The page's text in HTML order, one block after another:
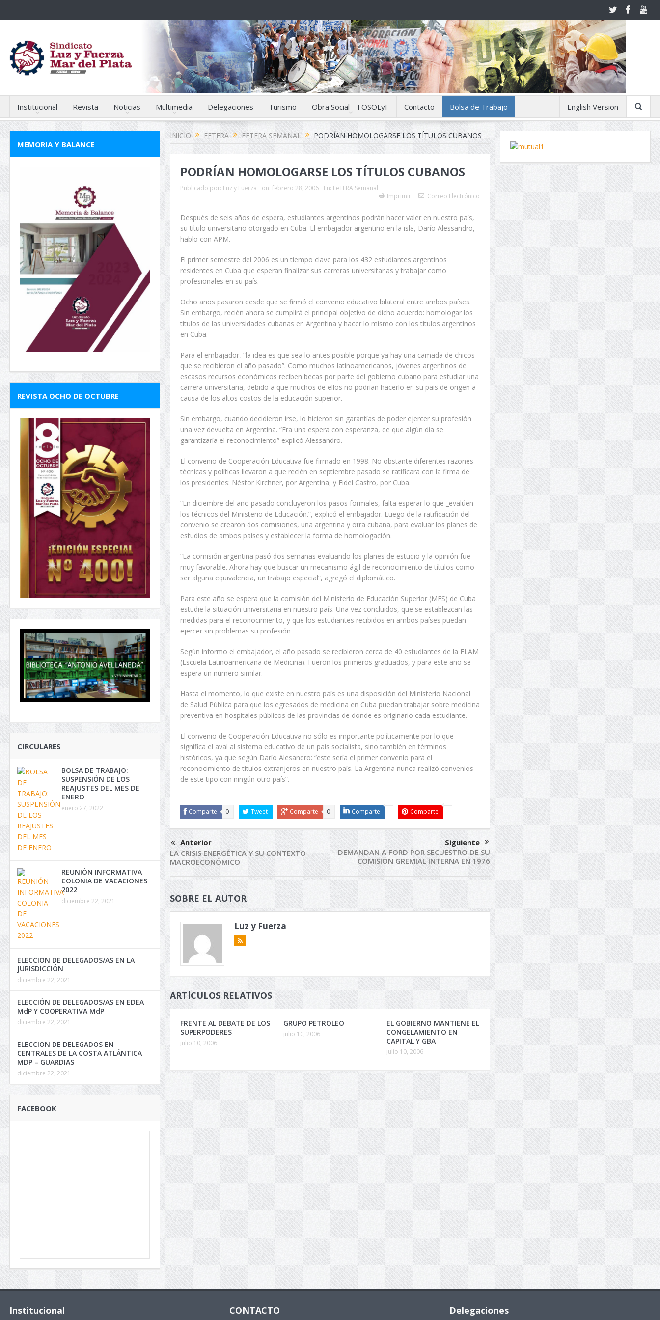
Institucional Revista Noticias Multimedia Delegaciones Turismo Obra Social – FOSOLyF Contacto Bolsa de Trabajo English Version
INICIO FETERA FETERA SEMANAL PODRÍAN HOMOLOGARSE LOS TÍTULOS CUBANOS
PODRÍAN HOMOLOGARSE LOS TÍTULOS CUBANOS
Publicado por: Luz y Fuerza on: febrero 28, 2006 En: FeTERA Semanal
Imprimir
Correo Electrónico
Después de seis años de espera, estudiantes argentinos podrán hacer valer en nuestro país,
su título universitario otorgado en Cuba. El embajador argentino en la isla, Darío Alessandro,
hablo con APM.
El primer semestre del 2006 es un tiempo clave para los 432 estudiantes argentinos
residentes en Cuba que esperan finalizar sus carreras universitarias y trabajar como
profesionales en su país.
Ocho años pasaron desde que se firmó el convenio educativo bilateral entre ambos países.
Sin embargo, recién ahora se cumplirá el principal objetivo de dicho acuerdo: homologar los
títulos de las universidades cubanas en Argentina y hacer lo mismo con los títulos argentinos
en Cuba.
Para el embajador, “la idea es que sea lo antes posible porque ya hay una camada de chicos
que se recibieron el año pasado”. Como muchos latinoamericanos, jóvenes argentinos de
escasos recursos económicos reciben becas por parte del gobierno cubano para estudiar una
carrera universitaria, debido a que muchos de ellos no podrían hacerlo en su país de origen a
causa de los altos costos de la educación superior.
Sin embargo, cuando decidieron irse, lo hicieron sin garantías de poder ejercer su profesión
una vez devuelta en Argentina. “Era una espera con esperanza, de que algún día se
garantizaría el reconocimiento” explicó Alessandro.
El convenio de Cooperación Educativa fue firmado en 1998. No obstante diferentes razones
técnicas y políticas llevaron a que recién en septiembre pasado se ratificara con la firma de
los presidentes: Néstor Kirchner, por Argentina, y Fidel Castro, por Cuba.
“En diciembre del año pasado concluyeron los pasos formales, falta esperar lo que _evalúen
los técnicos del Ministerio de Educación.”, explicó el embajador. Luego de la ratificación del
convenio se crearon dos comisiones, una argentina y otra cubana, para evaluar los planes de
estudios de ambos países y establecer la forma de homologación.
“La comisión argentina pasó dos semanas evaluando los planes de estudio y la opinión fue
muy favorable. Ahora hay que buscar un mecanismo ágil de reconocimiento de títulos como
ser alguna equivalencia, un trabajo especial”, agregó el diplomático.
Para este año se espera que la comisión del Ministerio de Educación Superior (MES) de Cuba
estudie la situación universitaria en nuestro país. Una vez concluidos, que se establezcan las
medidas para el reconocimiento, y que los estudiantes recibidos en ambos países puedan
ejercer sin problemas su profesión.
Según informo el embajador, el año pasado se recibieron cerca de 40 estudiantes de la ELAM
(Escuela Latinoamericana de Medicina). Fueron los primeros graduados, y para este año se
espera un número similar.
Hasta el momento, lo que existe en nuestro país es una disposición del Ministerio Nacional
de Salud Pública para que los egresados de medicina en Cuba puedan trabajar sobre medicina
preventiva en hospitales públicos de las provincias de donde es originario cada estudiante.
El convenio de Cooperación Educativa no sólo es importante políticamente por lo que
significa el aval al sistema educativo de un país socialista, sino también en términos
históricos, ya que según Darío Alesandro: “este sería el primer convenio para el
reconocimiento de títulos extranjeros en nuestro país. La Argentina nunca realizó convenios
de este tipo con ningún otro país”.
Comparte 0 Tweet Comparte 0 Comparte Comparte
Anterior
LA CRISIS ENERGÉTICA Y SU CONTEXTO
MACROECONÓMICO
Siguiente
DEMANDAN A FORD POR SECUESTRO DE SU
COMISIÓN GREMIAL INTERNA EN 1976
SOBRE EL AUTOR
Luz y Fuerza
ARTÍCULOS RELATIVOS
FRENTE AL DEBATE DE LOS
SUPERPODERES
julio 10, 2006
GRUPO PETROLEO
julio 10, 2006
EL GOBIERNO MANTIENE EL
CONGELAMIENTO EN
CAPITAL Y GBA
julio 10, 2006
MEMORIA Y BALANCE
REVISTA OCHO DE OCTUBRE
CIRCULARES
BOLSA DE TRABAJO:
SUSPENSIÓN DE LOS
REAJUSTES DEL MES DE
ENERO
enero 27, 2022
REUNIÓN INFORMATIVA
COLONIA DE VACACIONES
2022
diciembre 22, 2021
ELECCION DE DELEGADOS/AS EN LA
JURISDICCIÓN
diciembre 22, 2021
ELECCIÓN DE DELEGADOS/AS EN EDEA
MdP Y COOPERATIVA MdP
diciembre 22, 2021
ELECCION DE DELEGADOS EN
CENTRALES DE LA COSTA ATLÁNTICA
MDP – GUARDIAS
diciembre 22, 2021
FACEBOOK
Institucional CONTACTO Delegaciones